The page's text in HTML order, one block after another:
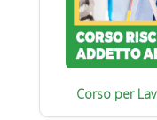
Corso per